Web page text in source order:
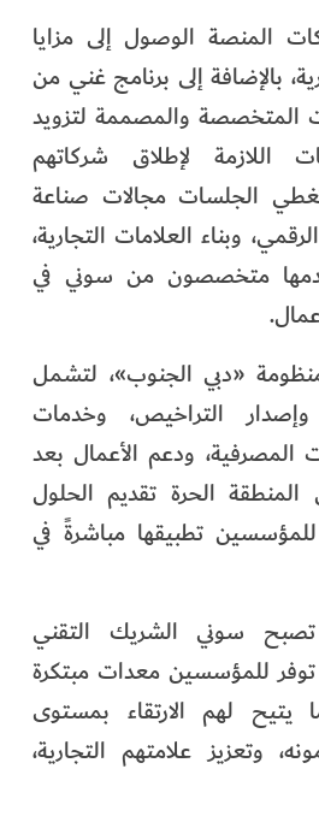
المنصة الوصول إلى مزايا
بالإضافة إلى برنامج غني من
المتخصصة والمصممة لتزويد
اللازمة لإطلاق شركاتهم
الجلسات مجالات صناعة
وبناء العلامات التجارية،
متخصصون من سوني في
«دبي الجنوب»، لتشمل
التراخيص، وخدمات
المصرفية، ودعم الأعمال بعد
الحرة تقديم الحلول
تطبيقها مباشرةً في
تصبح سوني الشريك التقني
للمؤسسين معدات مبتكرة
يتيح لهم الارتقاء بمستوى
وتعزيز علامتهم التجارية،